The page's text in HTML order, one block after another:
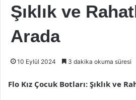
Şıklık ve
Arada
10 Eylül 2024 3 dakika okuma süresi
Flo Kız Çocuk Botları: Şıklık ve